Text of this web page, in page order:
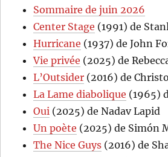
Sommaire de juin 2026
Center Stage (1991) de
Hurricane (1937) de John
Vie privée (2025) de
L’Outsider (2016) de
La Lame diabolique (1965)
Oui (2025) de Nadav Lapid
Un poète (2025) de Simón
The Nice Guys (2016) de